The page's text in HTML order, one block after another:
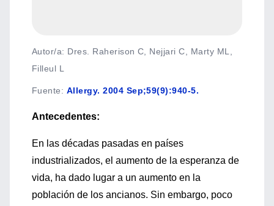
Autor/a: Dres. Raherison C, Nejjari C, Marty ML,
Filleul L
Fuente: Allergy. 2004 Sep;59(9):940-5.
Antecedentes:
En las décadas pasadas en países
industrializados, el aumento de la esperanza de
vida, ha dado lugar a un aumento en la
población de los ancianos. Sin embargo, poco